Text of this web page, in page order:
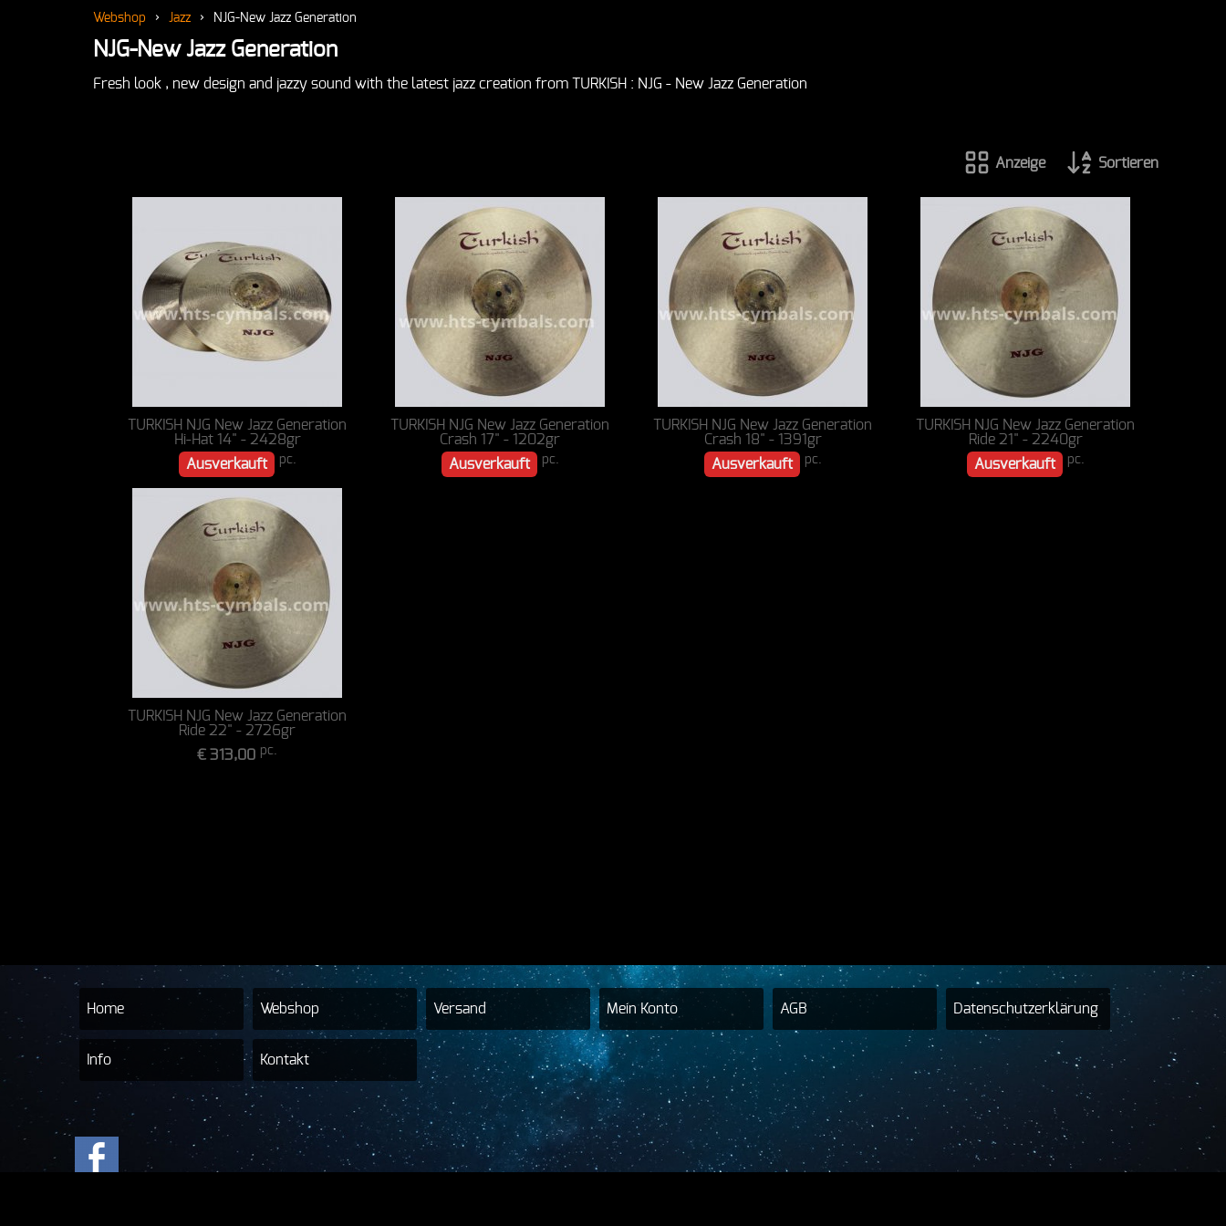
Webshop › Jazz › NJG-New Jazz Generation
NJG-New Jazz Generation
Fresh look , new design and jazzy sound with the latest jazz creation from TURKISH : NJG - New Jazz Generation
Anzeige Sortieren
TURKISH NJG New Jazz Generation
Hi-Hat 14" - 2428gr
Ausverkauft
pc.
TURKISH NJG New Jazz Generation
Crash 17" - 1202gr
Ausverkauft
pc.
TURKISH NJG New Jazz Generation
Crash 18" - 1391gr
Ausverkauft
pc.
TURKISH NJG New Jazz Generation
Ride 21" - 2240gr
Ausverkauft
pc.
TURKISH NJG New Jazz Generation
Ride 22" - 2726gr
€ 313,00 pc.
Home Webshop Versand Mein Konto AGB Datenschutzerklärung
Info Kontakt